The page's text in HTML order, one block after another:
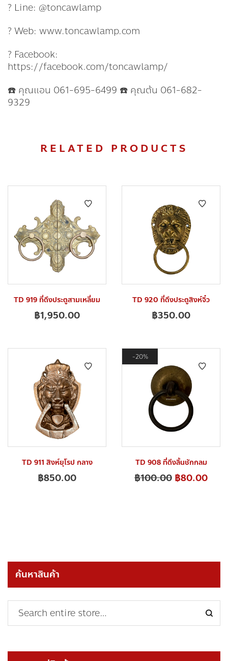
? Line: @toncawlamp
? Web: www.toncawlamp.com
? Facebook:
https://facebook.com/toncawlamp/
☎️ คุณแอน 061-695-6499 ☎️ คุณต้น 061-682-
9329
RELATED PRODUCTS
TD 919 ที่ดึงประตูสามเหลี่ยม
฿1,950.00
TD 920 ที่ดึงประตูสิงห์จิ๋ว
฿350.00
TD 911 สิงห์ยุโรป กลาง
฿850.00
20%
TD 908 ที่ดึงลิ้นชักกลม
฿100.00 ฿80.00
ค้นหาสินค้า